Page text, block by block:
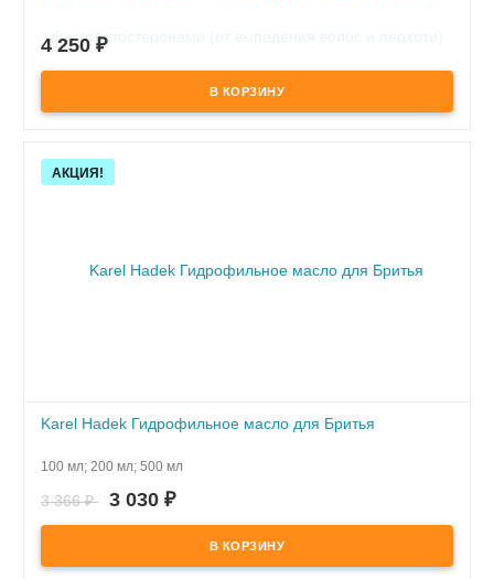
В наличии
- предотвращение выпадения волос
4 250 ₽
Скидка!
АКЦИЯ!
Karel Hadek Гидрофильное масло для Бритья
ПОД ЗАКАЗ
100 мл; 200 мл; 500 мл
3 366₽ 3 030 ₽